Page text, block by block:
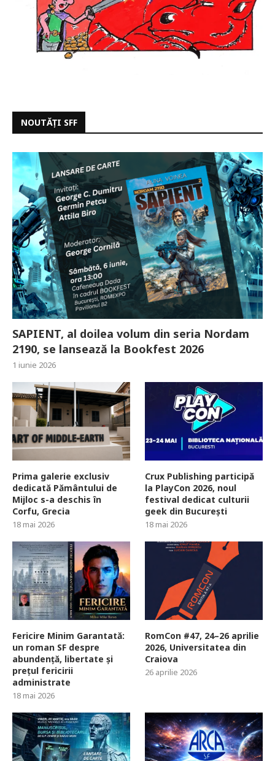
NOUTĂȚI SFF
SAPIENT, al doilea volum din seria Nordam
2190, se lansează la Bookfest 2026
1 iunie 2026
Prima galerie exclusiv
dedicată Pământului de
Mijloc s-a deschis în
Corfu, Grecia
18 mai 2026
Crux Publishing participă
la PlayCon 2026, noul
festival dedicat culturii
geek din București
18 mai 2026
Fericire Minim Garantată:
un roman SF despre
abundență, libertate și
prețul fericirii
administrate
18 mai 2026
RomCon #47, 24–26 aprilie
2026, Universitatea din
Craiova
26 aprilie 2026